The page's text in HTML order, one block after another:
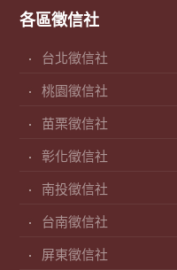
各區徵信社
台北徵信社
桃園徵信社
苗栗徵信社
彰化徵信社
南投徵信社
台南徵信社
屏東徵信社